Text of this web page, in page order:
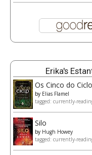
Erika's
Os Cinco do Ciclo
by Elias Flamel
tagged: currently-
Silo
by Hugh Howey
tagged: currently-